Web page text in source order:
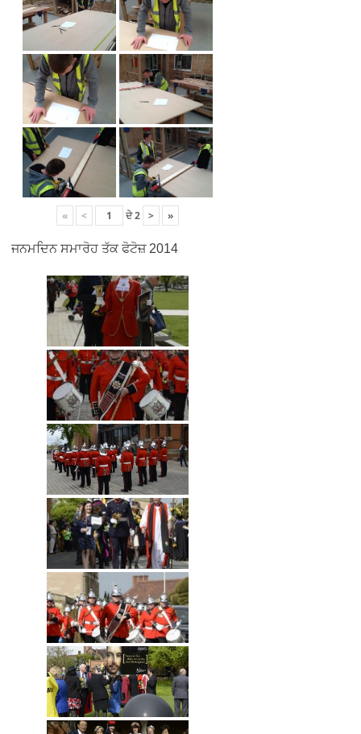
« < ਦੇ2 > »
ਜਨਮਦਿਨ ਸਮਾਰੋਹ ਤੱਕ ਫੋਟੋਜ਼ 2014